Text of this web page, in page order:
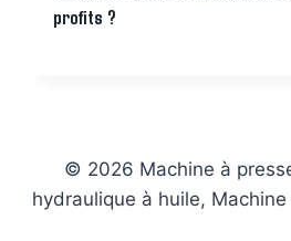
profits ?
© 2026 Machine à
hydraulique à huile,